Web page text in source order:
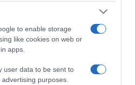
to enable storage
like cookies on web or
apps.
user data to be sent to
purposes.
racconto della riabilitazione e il